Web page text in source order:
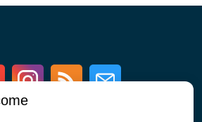
Youtube InstagramRSS Newsletter